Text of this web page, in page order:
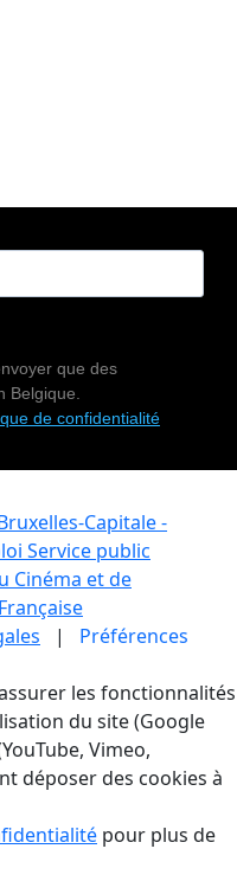
que des
Belgique.
de confidentialité
Capitale -
Service public
Cinéma et de
| Préférences
les fonctionnalités
du site (Google
Vimeo,
déposer des cookies à
pour plus de